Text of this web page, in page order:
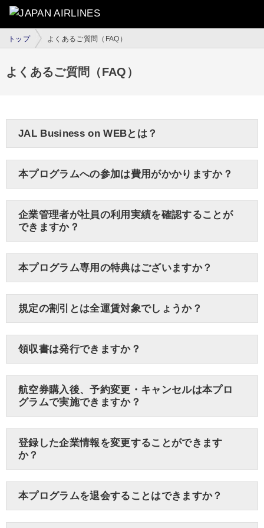
トップ よくあるご質問（FAQ）
よくあるご質問（FAQ）
JAL Business on WEBとは？
本プログラムへの参加は費用がかかりますか？
企業管理者が社員の利用実績を確認することが
できますか？
本プログラム専用の特典はございますか？
規定の割引とは全運賃対象でしょうか？
領収書は発行できますか？
航空券購入後、予約変更・キャンセルは本プロ
グラムで実施できますか？
登録した企業情報を変更することができます
か？
本プログラムを退会することはできますか？